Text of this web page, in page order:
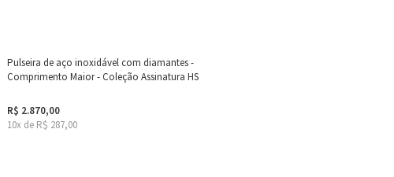
Pulseira de aço inoxidável com diamantes -
Comprimento Maior - Coleção Assinatura HS
R$ 2.870,00
10x de R$ 287,00